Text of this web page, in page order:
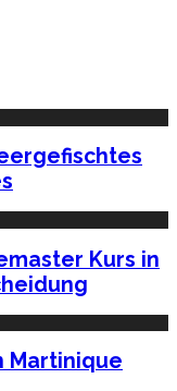
Kurs in
Martinique